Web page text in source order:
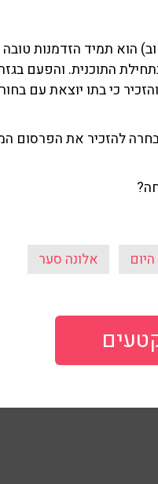
הוא תמיד הזדמנות
התוכנית. והפעם
כי בתו יוצאת עם
אלונה סער